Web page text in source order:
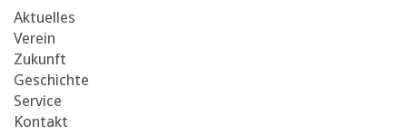
Aktuelles
Verein
Zukunft
Geschichte
Service
Kontakt